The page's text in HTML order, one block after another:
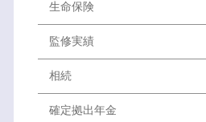
生命保険
監修実績
相続
確定拠出年金